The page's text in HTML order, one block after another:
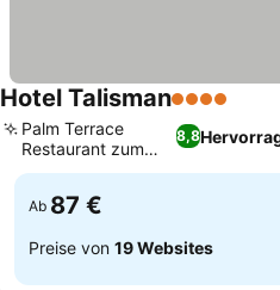
Hotel Talisman4 Sterne
8,8
Palm Terrace
Restaurant zum
Essen
Ab 87 €
Preise von 19 Websites